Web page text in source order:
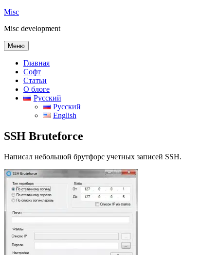
Перейти
содержимому
Misc
Misc development
Меню
Главная
Софт
Статьи
О блоге
Русский
Русский
English
SSH Bruteforce
Написал небольшой брутфорс учетных записей SSH.